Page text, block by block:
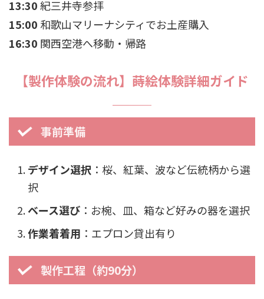
13:30紀三井寺参拝
15:00 和歌山マリーナシティでお土産購入
16:30 関西空港へ移動・帰路
【製作体験の流れ】蒔絵体験詳細ガイド
事前準備
デザイン選択 ：桜、紅葉、波など伝統柄から選
択
ベース選び ：お椀、皿、箱など好みの器を選択
作業着着用 ：エプロン貸出有り
製作工程（約90分）